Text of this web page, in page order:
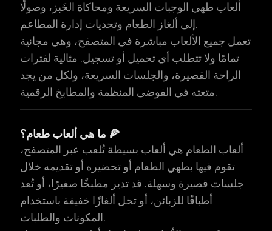
ألعاب طهي الوجبات السريعة ومحاكاة الخَبز، وصولًا
إلى ألغاز الطعام وتحديات إدارة المطاعم.
تعمل جميع الألعاب مباشرة في المتصفح، وهي مجانية
تمامًا ولا تتطلب أي تحميل أو تسجيل. مثالية لفترات
الراحة القصيرة، والجلسات السريعة، ولكل من يجد
متعته في الفوضى المنظمة والمطابخ الرقمية.
ما هي ألعاب طعام؟ 🍕
ألعاب الطعام هي ألعاب بسيطة تُلعب عبر المتصفح،
تقوم فيها بطهي الطعام أو تحضيره أو تقديمه خلال
جلسات قصيرة وسهلة. قد تدير مطبخًا صغيرًا، أو تُعد
أطباقًا للزبائن، أو تحل ألغازًا خفيفة باستخدام
المكونات والطلبات.